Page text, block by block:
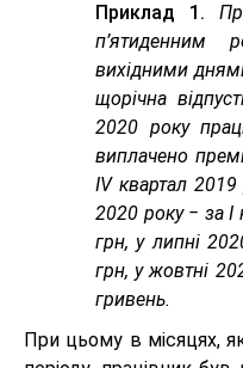
Приклад 1.
вихідними
щорічна
2020 року
виплачено
IV квартал 2019
2020 року ‒ за І
грн, у липні
грн, у жовтні
гривень.
При цьому в місяцях,